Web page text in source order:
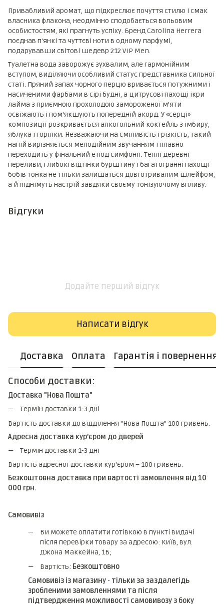
Привабливий аромат, що підкреслює почуття стилю і смак
власника флакона, неодмінно сподобається вольовим
особистостям, які прагнуть успіху. Бренд Carolina Herrera
поєднав п'янкі та чуттєві ноти в одному парфумі,
подарувавши світові шедевр 212 VIP Men.
Туалетна вода заворожує зухвалим, але гармонійним
вступом, виділяючи особливий статус представника сильної
статі. Пряний запах чорного перцю вривається потужними і
насиченими фарбами в сірі будні, а цитрусові пахощі ікри
лайма з приємною прохолодою замороженої м'яти
освіжають і пом'якшують попередній акорд. У «серці»
композиції розкривається алкогольний коктейль з імбиру,
яблука і горілки. Незважаючи на сміливість і різкість, такий
напій вирізняється мелодійним звучанням і плавно
переходить у фінальний етюд симфонії. Теплі деревні
переливи, глибокі відтінки бурштину і багатогранні пахощі
бобів тонка не тільки залишаться довготривалим шлейфом,
а й піднімуть настрій завдяки своєму тонізуючому впливу.
Відгуки
Додайте перший відгук
Написати відгук
Доставка Оплата Гарантія і повернення
Способи доставки:
Доставка "Нова Пошта"
Термін доставки 1-3 дні
Вартість доставки до відділення "Нова Пошта" 100 гривень.
Адресна доставка кур'єром до дверей
Термін доставки 1-3 дні
Вартість адресної доставки кур'єром – 100 гривень.
Безкоштовна доставка при вартості замовлення від 10
000 грн.
Самовивіз
Ви можете оплатити готівкою в пункті видачі
після перевірки товару за адресою: Київ, вул.
Джона Маккейна, 1Б;
Вартість: Безкоштовно
Самовивіз із магазину - тільки за заздалегідь
зробленими замовленнями та після
підтвердження можливості самовивозу з боку